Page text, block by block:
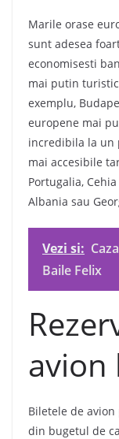
Marile orase
sunt adesea
economisesti
mai putin
exemplu,
europene mai
incredibila la un
mai accesibile
Portugalia,
Albania sau
Vezi si:
Baile Felix
avion
Biletele de
din bugetul de